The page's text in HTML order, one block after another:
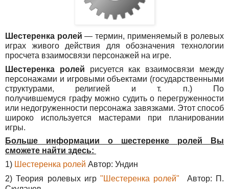
Шестеренка ролей — термин, применяемый в ролевых
играх живого действия для обозначения технологии
просчета взаимосвязи персонажей на игре.
Шестеренка ролей рисуется как взаимосвязи между
персонажами и игровыми объектами (государственными
структурами, религией и т. п.) По
получившемуся графу можно судить о перегруженности
или недогруженности персонажа завязками. Этот способ
широко используется мастерами при планировании
игры.
Больше информации о шестеренке ролей Вы
сможете найти здесь:
1) Шестеренка ролей Автор: Ундин
2) Теория ролевых игр "Шестеренка ролей" Автор: П.